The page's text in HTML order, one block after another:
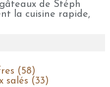
la cuisine rapide,
(58)
salés (33)